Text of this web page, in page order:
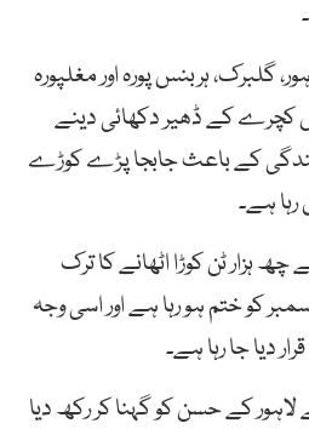
گلبرک، ہربنس پورہ اور مغلپورہ
کے ڈھیر دکھائی دینے
کے باعث جابجا پڑے کوڑے
ہے۔
چھ ہزار ٹن کوڑا اٹھانے کا ترک
سے معاہدہ 31 دسمبر کو ختم ہو رہا ہے اور اسی وجہ
دیا جا رہا ہے۔
کے حسن کو گہنا کر رکھ دیا